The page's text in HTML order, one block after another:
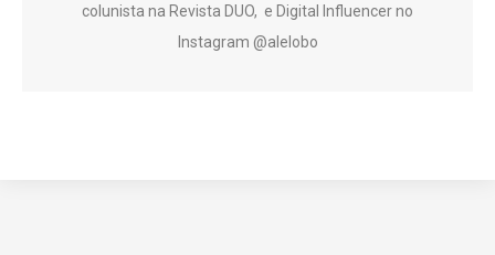
colunista na Revista DUO, e Digital Influencer no
Instagram @alelobo